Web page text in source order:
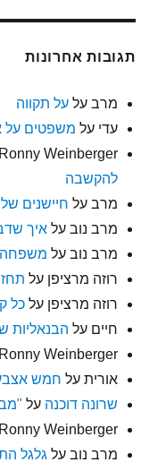
תגובות אחרונות
מרב עלעל תקווה
עדי על משפטים על
Ronny Weinberger
להקשבה
מרב על חיישנים
מרב נוב עלאיך
מרב נוב על משפחה
רוזה מרציפן על
רוזה מרציפן עלכל
חיים על הבנאליות
Ronny Weinberger
אורית על חמש
שרונה דוכנה על
Ronny Weinberger
מרב נוב על גלגל